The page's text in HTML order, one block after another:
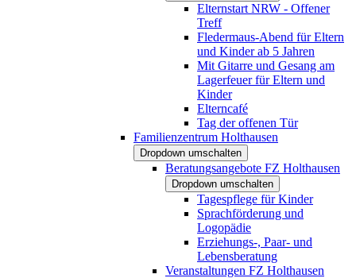
Elternstart NRW - Offener
Treff
Fledermaus-Abend für Eltern
und Kinder ab 5 Jahren
Mit Gitarre und Gesang am
Lagerfeuer für Eltern und
Kinder
Elterncafé
Tag der offenen Tür
Familienzentrum Holthausen
Dropdown umschalten
Beratungsangebote FZ Holthausen
Dropdown umschalten
Tagespflege für Kinder
Sprachförderung und
Logopädie
Erziehungs-, Paar- und
Lebensberatung
Veranstaltungen FZ Holthausen